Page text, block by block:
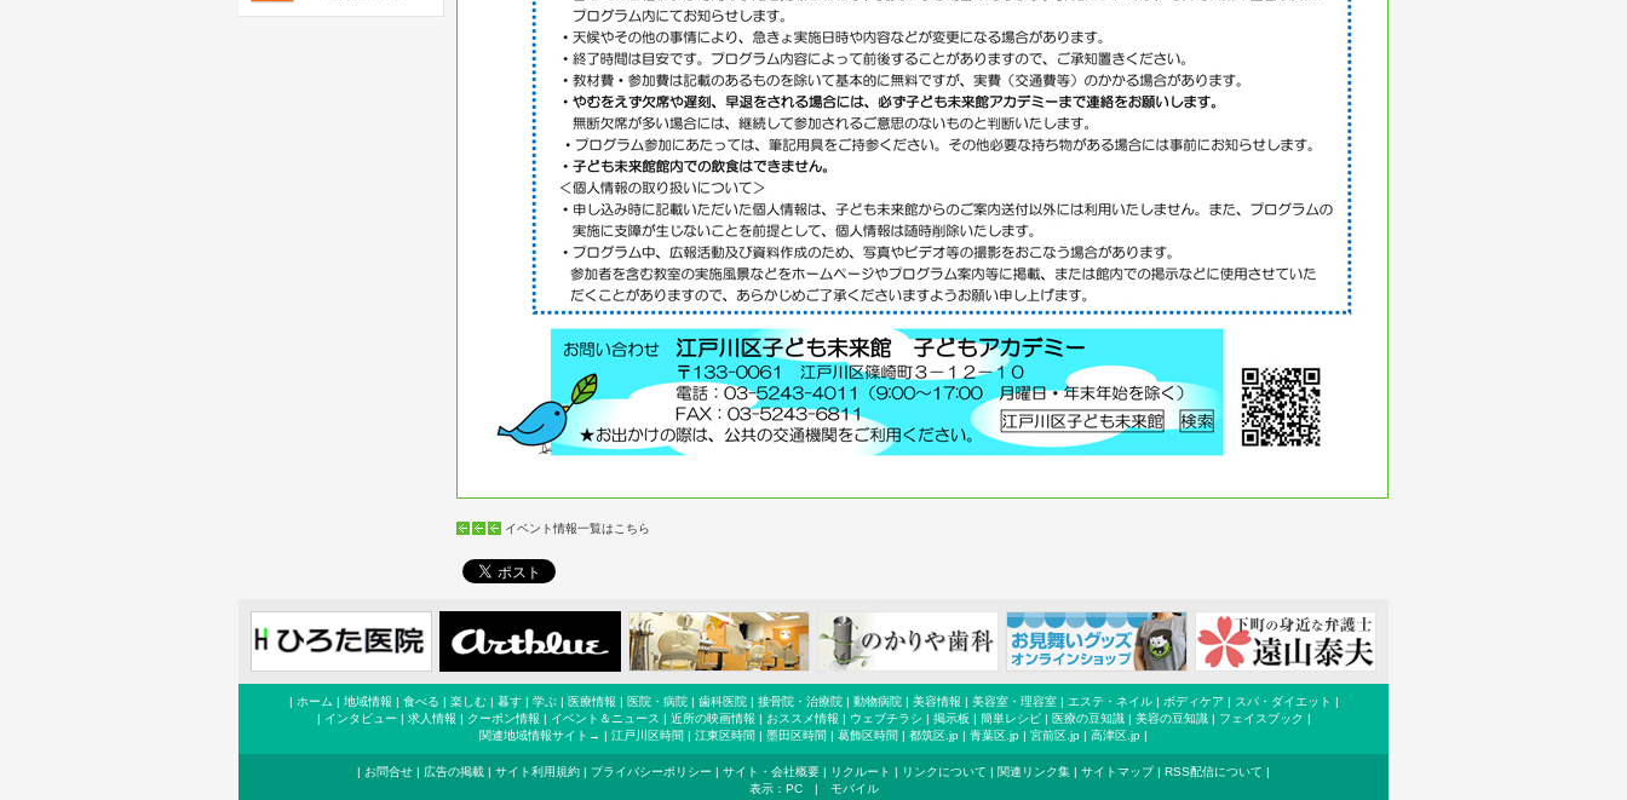
イベント情報一覧はこちら
| ホーム | 地域情報 | 食べる | 楽しむ| 暮す| 学ぶ| 医療情報 | 医院・病院| 歯科医院| 接骨院・治療院| 動物病院| 美容情報 | 美容室・理容室| エステ・ネイル| ボディケア | スパ・ダイエット |
| インタビュー | 求人情報 | クーポン情報 | イベント＆ニュース | 近所の映画情報 | おススメ情報 | ウェブチラシ | 掲示板 | 簡単レシピ| 医療の豆知識| 美容の豆知識| フェイスブック |
関連地域情報サイト→ | 江戸川区時間 | 江東区時間 | 墨田区時間 | 葛飾区時間 | 都筑区.jp | 青葉区.jp | 宮前区.jp | 高津区.jp |
| お問合せ | 広告の掲載 | サイト利用規約 | プライバシーポリシー | サイト・会社概要 | リクルート | リンクについて | 関連リンク集 | サイトマップ| RSS配信について |
表示： PC| モバイル